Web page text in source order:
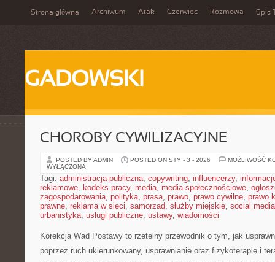
Strona główna Archiwum Atak Czerwiec Rozmowa Spis
GADOWSKI
CHOROBY CYWILIZACYJNE
POSTED BY ADMIN POSTED ON STY - 3 - 2026
MOŻLIWOŚĆ
WYŁĄCZONA
Tagi: administracja publiczna, copywriting, influencerzy,
reklamowe, kodeks pracy, media, media społecznościowe,
zagospodarowania, polityka, prasa, prawo, prawo cywilne, prawo
prawne, reklama w sieci, samorząd, służby miejskie, social media
urbanistyka, usługi publiczne, ustawy, wiadomości
Korekcja Wad Postawy to rzetelny przewodnik o tym, jak
poprzez ruch ukierunkowany, usprawnianie oraz fizykoterapię i